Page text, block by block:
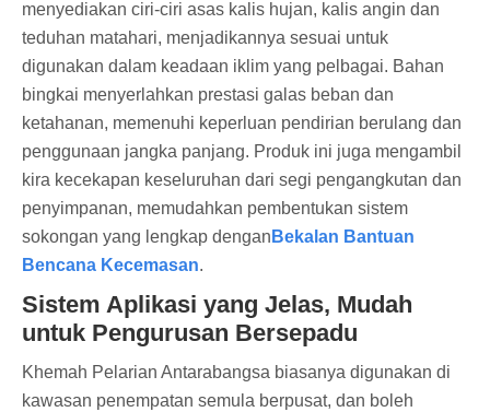
menyediakan ciri-ciri asas kalis hujan, kalis angin dan
teduhan matahari, menjadikannya sesuai untuk
digunakan dalam keadaan iklim yang pelbagai. Bahan
bingkai menyerlahkan prestasi galas beban dan
ketahanan, memenuhi keperluan pendirian berulang dan
penggunaan jangka panjang. Produk ini juga mengambil
kira kecekapan keseluruhan dari segi pengangkutan dan
penyimpanan, memudahkan pembentukan sistem
sokongan yang lengkap dengan Bekalan Bantuan
Bencana Kecemasan.
Sistem Aplikasi yang Jelas, Mudah
untuk Pengurusan Bersepadu
Khemah Pelarian Antarabangsa biasanya digunakan di
kawasan penempatan semula berpusat, dan boleh